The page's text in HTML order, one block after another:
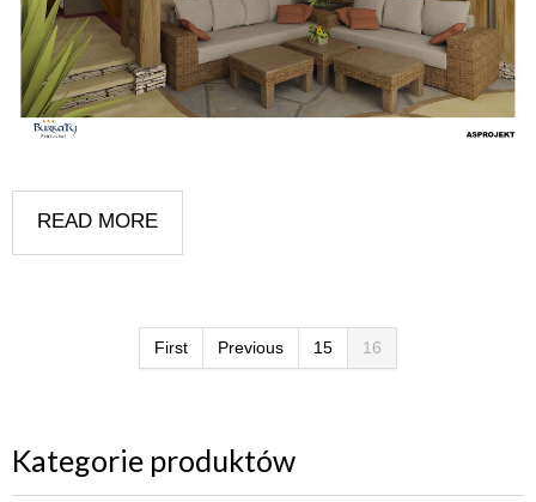
READ MORE
First Previous 15 16
Kategorie produktów